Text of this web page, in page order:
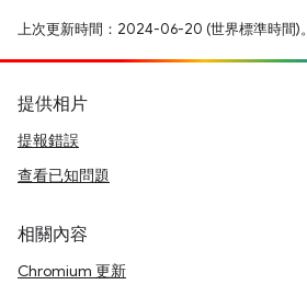
上次更新時間：2024-06-20 (世界標準時間)。
提供相片
提報錯誤
查看已知問題
相關內容
Chromium 更新